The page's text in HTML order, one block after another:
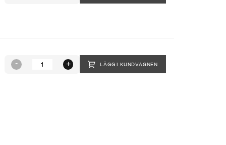
LÄGG I KUNDVAGNEN